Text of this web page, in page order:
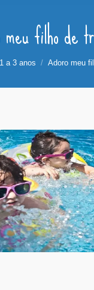
filho de
1 a 3 anos Adoro meu